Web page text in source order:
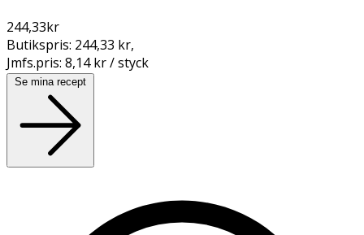
244,33kr
Butikspris: 244,33 kr,
Jmfs.pris: 8,14 kr / styck
Se mina recept